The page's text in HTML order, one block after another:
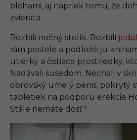
blchami, aj napriek tomu, že
zvieratá.
Rozbili nočný stolík. Rozbili
rám postele a podložili ju
utierky a čistiace prostriedky,
Nadávali susedom. Nechali v
obrovský umelý penis, pokrytý
tabletiek na podporu erekcie
Stále nemáte dosť?